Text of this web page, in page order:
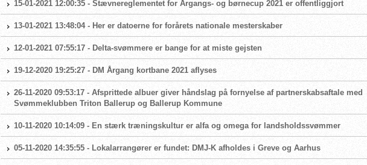
15-01-2021 12:00:35 - Stævnereglementet for Årgangs- og børnecup 2021 er offentliggjort
13-01-2021 13:48:04 - Her er datoerne for forårets nationale mesterskaber
12-01-2021 07:55:17 - Delta-svømmere er bange for at miste gejsten
19-12-2020 19:25:27 - DM Årgang kortbane 2021 aflyses
26-11-2020 09:53:17 - Afsprittede albuer giver håndslag på fornyelse af partnerskabsaftale med
Svømmeklubben Triton Ballerup og Ballerup Kommune
10-11-2020 10:14:09 - En stærk træningskultur er alfa og omega for landsholdssvømmer
05-11-2020 14:35:55 - Lokalarrangører er fundet: DMJ-K afholdes i Greve og Aarhus